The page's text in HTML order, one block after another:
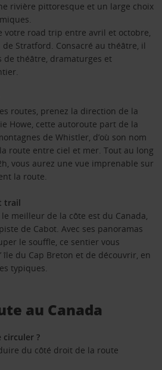
rivière pittoresque et un large choix
votre road trip entre avril et octobre,
Stratford. Consacré au théâtre, il
de théâtre, dramaturges et
routes, prenez la direction de la
Howe, cette autoroute part de la
de Whistler, d’où son nom
route entre ciel et mer. Tout au long
vous aurez une vue imprenable sur
la route.
trail
meilleur de la côte est du Canada,
de Cabot. Avec ses panoramas
le souffle, ce sentier vous
du Cap Breton et de découvrir, en
typiques.
au Canada
circuler ?
du côté droit de la route